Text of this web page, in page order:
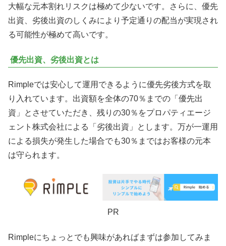
大幅な元本割れリスクは極めて少ないです。さらに、優先
出資、劣後出資のしくみにより予定通りの配当が実現され
る可能性が極めて高いです。
優先出資、劣後出資とは
Rimpleでは安心して運用できるように優先劣後方式を取
り入れています。出資額を全体の70％までの「優先出
資」とさせていただき、残りの30％をプロパティエージ
ェント株式会社による「劣後出資」とします。万が一運用
による損失が発生した場合でも30％まではお客様の元本
は守られます。
PR
Rimpleにちょっとでも興味があればまずは参加してみま